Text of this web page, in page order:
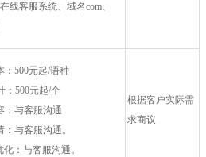
线客服系统、域名com、
：500元起/语种
：500元起/个
：与客服沟通
与客服沟通。
：与客服沟通。
根据客户实际需
求商议